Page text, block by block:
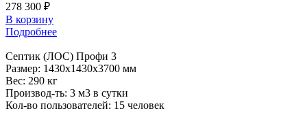
278 300 ₽
В корзину
Подробнее
Септик (ЛОС) Профи 3
Размер: 1430x1430x3700 мм
Вес: 290 кг
Производ-ть: 3 м3 в сутки
Кол-во пользователей: 15 человек